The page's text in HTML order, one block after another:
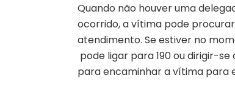
Quando não houver uma
ocorrido, a vítima pode
atendimento. Se estiver no
pode ligar para 190 ou dirigir-
para encaminhar a vítima para